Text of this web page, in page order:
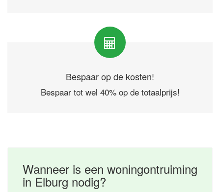
Bespaar op de kosten!
Bespaar tot wel 40% op de totaalprijs!
Wanneer is een woningontruiming
in Elburg nodig?